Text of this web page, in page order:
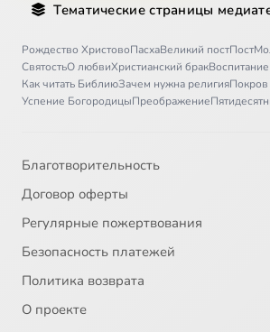
Тематические страницы
Рождество ХристовоПасхаВеликий постПост
СвятостьО любвиХристианский брак
Как читать БиблиюЗачем нужна религия
Успение БогородицыПреображение
Благотворительность
Договор оферты
Регулярные пожертвования
Безопасность платежей
Политика возврата
О проекте